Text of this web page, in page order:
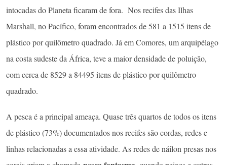
intocadas do Planeta ficaram de fora. Nos recifes das Ilhas
Marshall, no Pacífico, foram encontrados de 581 a 1515 itens de
plástico por quilômetro quadrado. Já em Comores, um arquipélago
na costa sudeste da África, teve a maior densidade de poluição,
com cerca de 8529 a 84495 itens de plástico por quilômetro
quadrado.
A pesca é a principal ameaça. Quase três quartos de todos os itens
de plástico (73%) documentados nos recifes são cordas, redes e
linhas relacionadas a essa atividade. As redes de náilon presas nos